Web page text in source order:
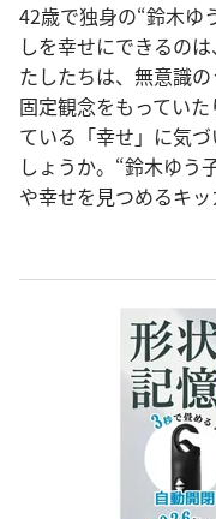
42歳で独身の“鈴木ゆ
しを幸せにできるの
たしたちは、無意識
固定観念をもってい
ている「幸せ」に気
しょうか。“鈴木ゆう
や幸せを見つめるキッ